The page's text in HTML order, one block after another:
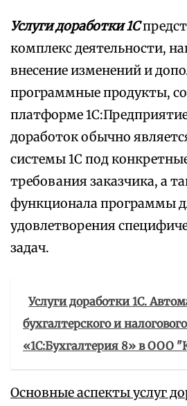
Услуги доработки 1С
комплекс деятельности,
внесение изменений и
программные продукты,
платформе
доработок обычно
системы 1С под
требования заказчика, а
функционала программы
удовлетворения
задач.
Услуги доработки 1С.
бухгалтерского и
«1С:Бухгалтерия 8» в ООО
Основные аспекты услуг